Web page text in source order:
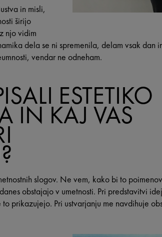
in misli,
širijo
njo vidim
dela se ni spremenila, delam vsak dan
vendar ne odneham.
ESTETIKO
IN KAJ VAS
slogov. Ne vem, kako bi to
obstajajo v umetnosti. Pri predstavitvi
prikazujejo. Pri ustvarjanju me navdihuje